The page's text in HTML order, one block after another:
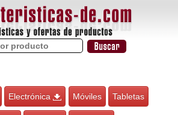
Electrónica Móviles Tabletas